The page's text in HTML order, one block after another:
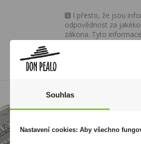
I přesto, že jsou
odpovědnost za
zákona. Tyto
kopírovány bez
Souhlas
Nastavení cookies: Aby všechno